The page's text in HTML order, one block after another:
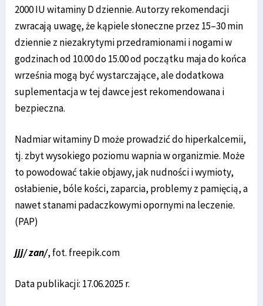
2000 IU witaminy D dziennie. Autorzy rekomendacji
zwracają uwagę, że kąpiele słoneczne przez 15–30 min
dziennie z niezakrytymi przedramionami i nogami w
godzinach od 10.00 do 15.00 od początku maja do końca
września mogą być wystarczające, ale dodatkowa
suplementacja w tej dawce jest rekomendowana i
bezpieczna.
Nadmiar witaminy D może prowadzić do hiperkalcemii,
tj. zbyt wysokiego poziomu wapnia w organizmie. Może
to powodować takie objawy, jak nudności i wymioty,
osłabienie, bóle kości, zaparcia, problemy z pamięcią, a
nawet stanami padaczkowymi opornymi na leczenie.
(PAP)
jjj/ zan/, fot. freepik.com
Data publikacji: 17.06.2025 r.